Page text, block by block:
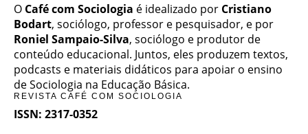
O Café com Sociologia é idealizado por Cristiano
Bodart, sociólogo, professor e pesquisador, e por
Roniel Sampaio-Silva, sociólogo e produtor de
conteúdo educacional. Juntos, eles produzem textos,
podcasts e materiais didáticos para apoiar o ensino
de Sociologia na Educação Básica.
REVISTA CAFÉ COM SOCIOLOGIA
ISSN: 2317-0352